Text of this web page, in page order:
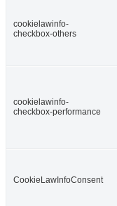
cookielawinfo-
checkbox-others
cookielawinfo-
checkbox-performance
CookieLawInfoConsent